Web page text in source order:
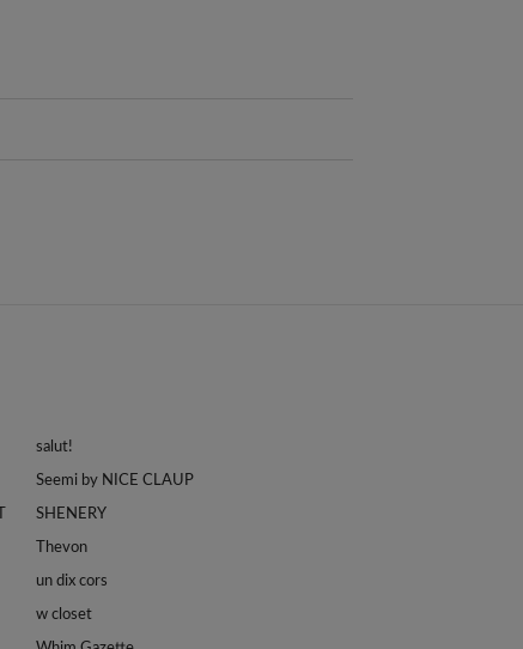
salut!
Seemi by NICE CLAUP
SHENERY
Thevon
un dix cors
w closet